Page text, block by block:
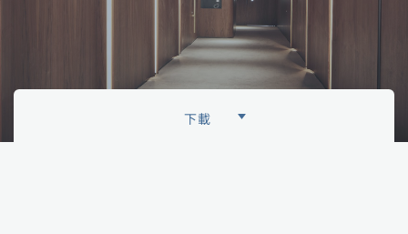
下載